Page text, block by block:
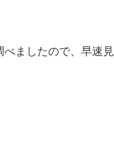
ましたので、早速見